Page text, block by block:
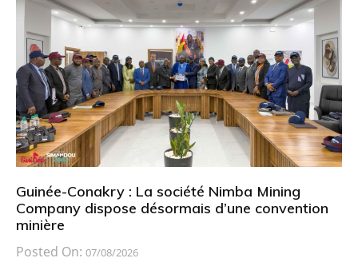
Guinée-Conakry : La société Nimba Mining
Company dispose désormais d’une convention
minière
Posted On: 07/08/2026